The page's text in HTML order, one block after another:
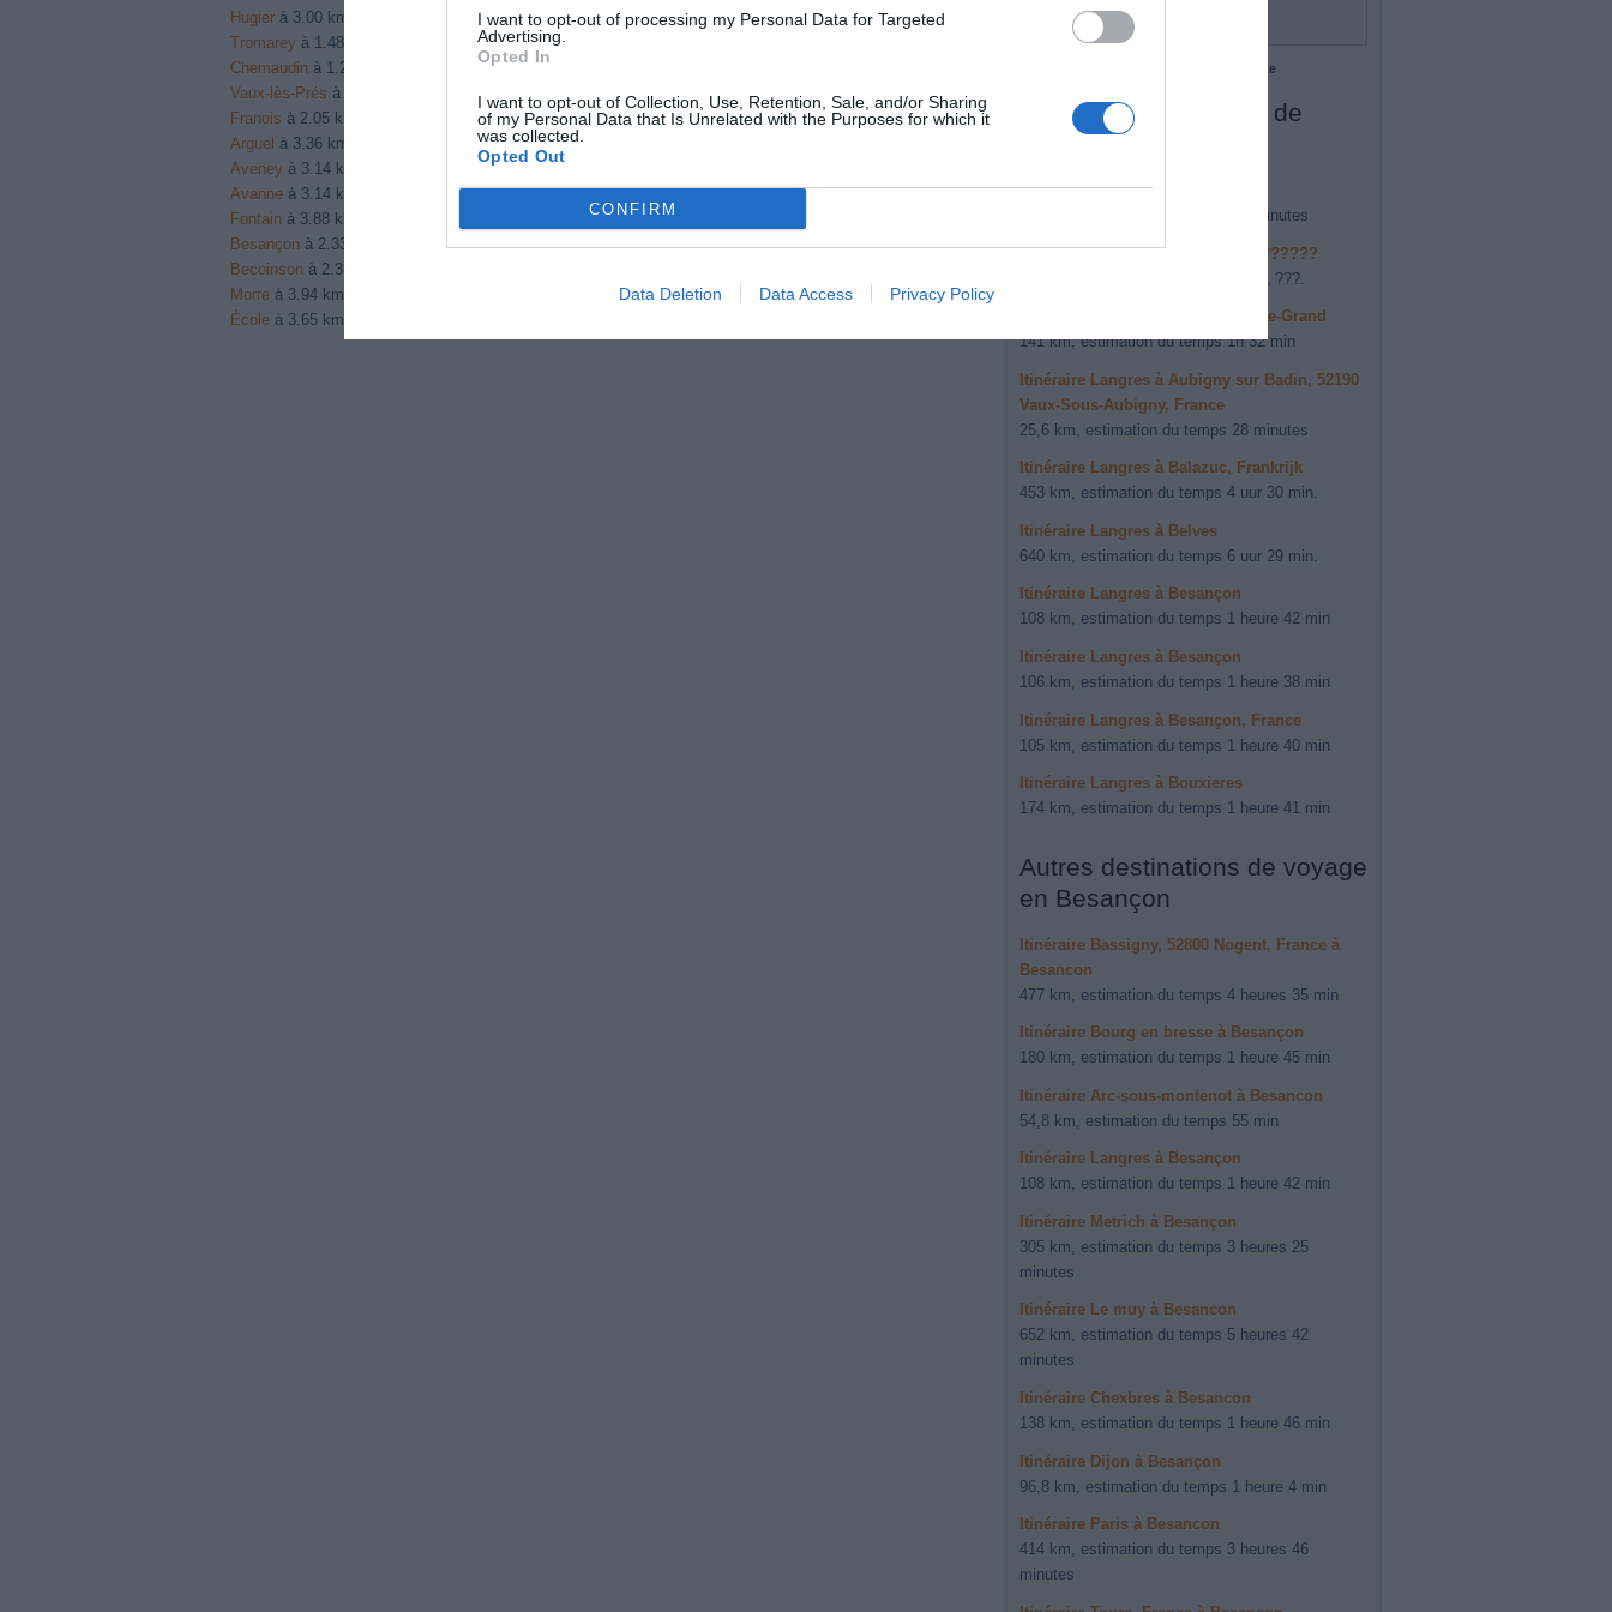
I want to opt-out of processing my Personal Data for Targeted
Advertising.
Opted In
I want to opt-out of Collection, Use, Retention, Sale, and/or Sharing
of my Personal Data that Is Unrelated with the Purposes for which it
was collected.
Opted Out
CONFIRM
Data Deletion Data Access Privacy Policy
Hugier à 3.00 km du point 9
Tromarey à 1.48 km du point 9
Chemaudin à 1.29 km du point 10
Vaux-lès-Prés à 3.01 km du point 10
Franois à 2.05 km du point 10
Arguel à 3.36 km du point 13
Aveney à 3.14 km du point 13
Avanne à 3.14 km du point 13
Fontain à 3.88 km du point 14
Besançon à 2.33 km du point 14
Becoinson à 2.33 km du point 14
Morre à 3.94 km du point 15
École à 3.65 km du point 16
Besançon
Données cartographiques ©2013 Google
Autres forfaits à partir de
Langres
Itinéraire LANGRES à 88800
85,6 km, estimation du temps 58 minutes
Itinéraire LANGRES à ??????, ???????
527 ??, estimation du temps 4 ?. 51 ???.
Itinéraire Langres à Abergement-le-Grand
141 km, estimation du temps 1h 32 min
Itinéraire Langres à Aubigny sur Badin, 52190
Vaux-Sous-Aubigny, France
25,6 km, estimation du temps 28 minutes
Itinéraire Langres à Balazuc, Frankrijk
453 km, estimation du temps 4 uur 30 min.
Itinéraire Langres à Belves
640 km, estimation du temps 6 uur 29 min.
Itinéraire Langres à Besançon
108 km, estimation du temps 1 heure 42 min
Itinéraire Langres à Besançon
106 km, estimation du temps 1 heure 38 min
Itinéraire Langres à Besançon, France
105 km, estimation du temps 1 heure 40 min
Itinéraire Langres à Bouxieres
174 km, estimation du temps 1 heure 41 min
Autres destinations de voyage
en Besançon
Itinéraire Bassigny, 52800 Nogent, France à
Besancon
477 km, estimation du temps 4 heures 35 min
Itinéraire Bourg en bresse à Besançon
180 km, estimation du temps 1 heure 45 min
Itinéraire Arc-sous-montenot à Besancon
54,8 km, estimation du temps 55 min
Itinéraire Langres à Besançon
108 km, estimation du temps 1 heure 42 min
Itinéraire Metrich à Besançon
305 km, estimation du temps 3 heures 25
minutes
Itinéraire Le muy à Besancon
652 km, estimation du temps 5 heures 42
minutes
Itinéraire Chexbres à Besancon
138 km, estimation du temps 1 heure 46 min
Itinéraire Dijon à Besançon
96,8 km, estimation du temps 1 heure 4 min
Itinéraire Paris à Besancon
414 km, estimation du temps 3 heures 46
minutes